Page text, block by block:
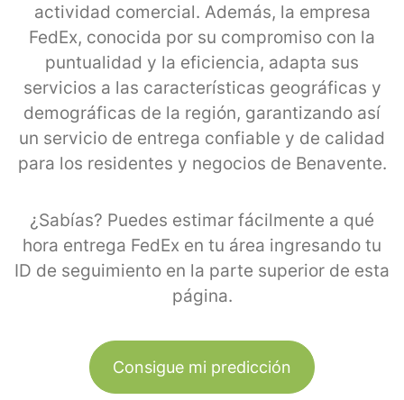
actividad comercial. Además, la empresa
FedEx, conocida por su compromiso con la
puntualidad y la eficiencia, adapta sus
servicios a las características geográficas y
demográficas de la región, garantizando así
un servicio de entrega confiable y de calidad
para los residentes y negocios de Benavente.
¿Sabías? Puedes estimar fácilmente a qué
hora entrega FedEx en tu área ingresando tu
ID de seguimiento en la parte superior de esta
página.
Consigue mi predicción